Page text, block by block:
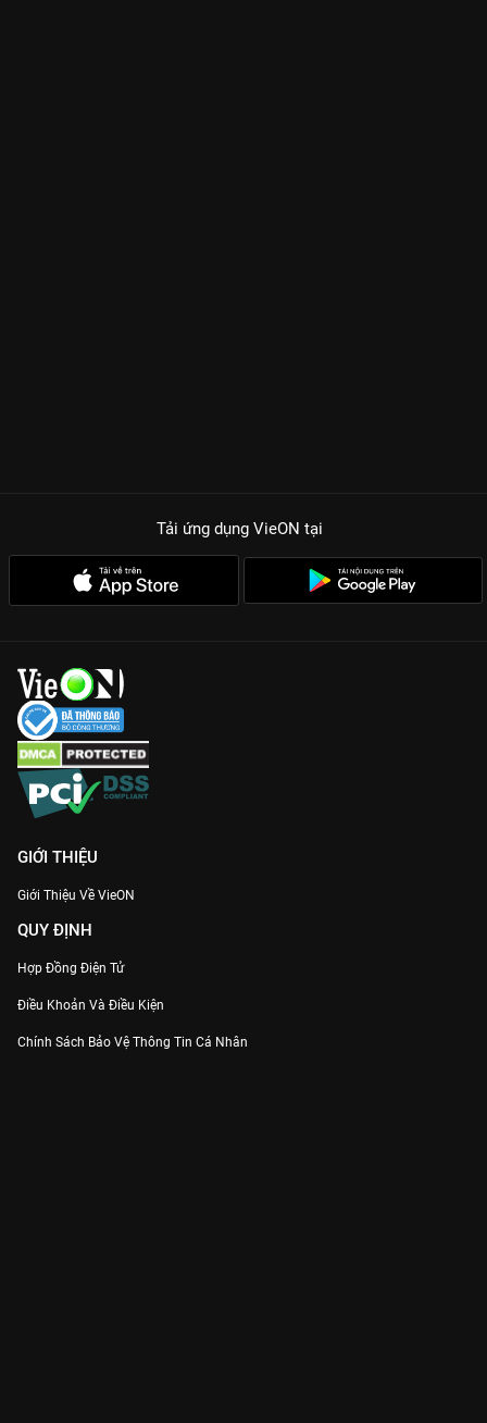
Tải ứng dụng VieON tại
GIỚI THIỆU
Giới Thiệu Về VieON
QUY ĐỊNH
Hợp Đồng Điện Tử
Điều Khoản Và Điều Kiện
Chính Sách Bảo Vệ Thông Tin Cá Nhân